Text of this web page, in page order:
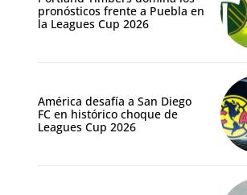
pronósticos frente a Puebla en
la Leagues Cup 2026
América desafía a San Diego
FC en histórico choque de
Leagues Cup 2026